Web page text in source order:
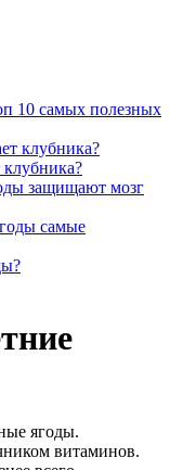
10 самых полезных
защищают мозг
самые
ягоды.
витаминов.